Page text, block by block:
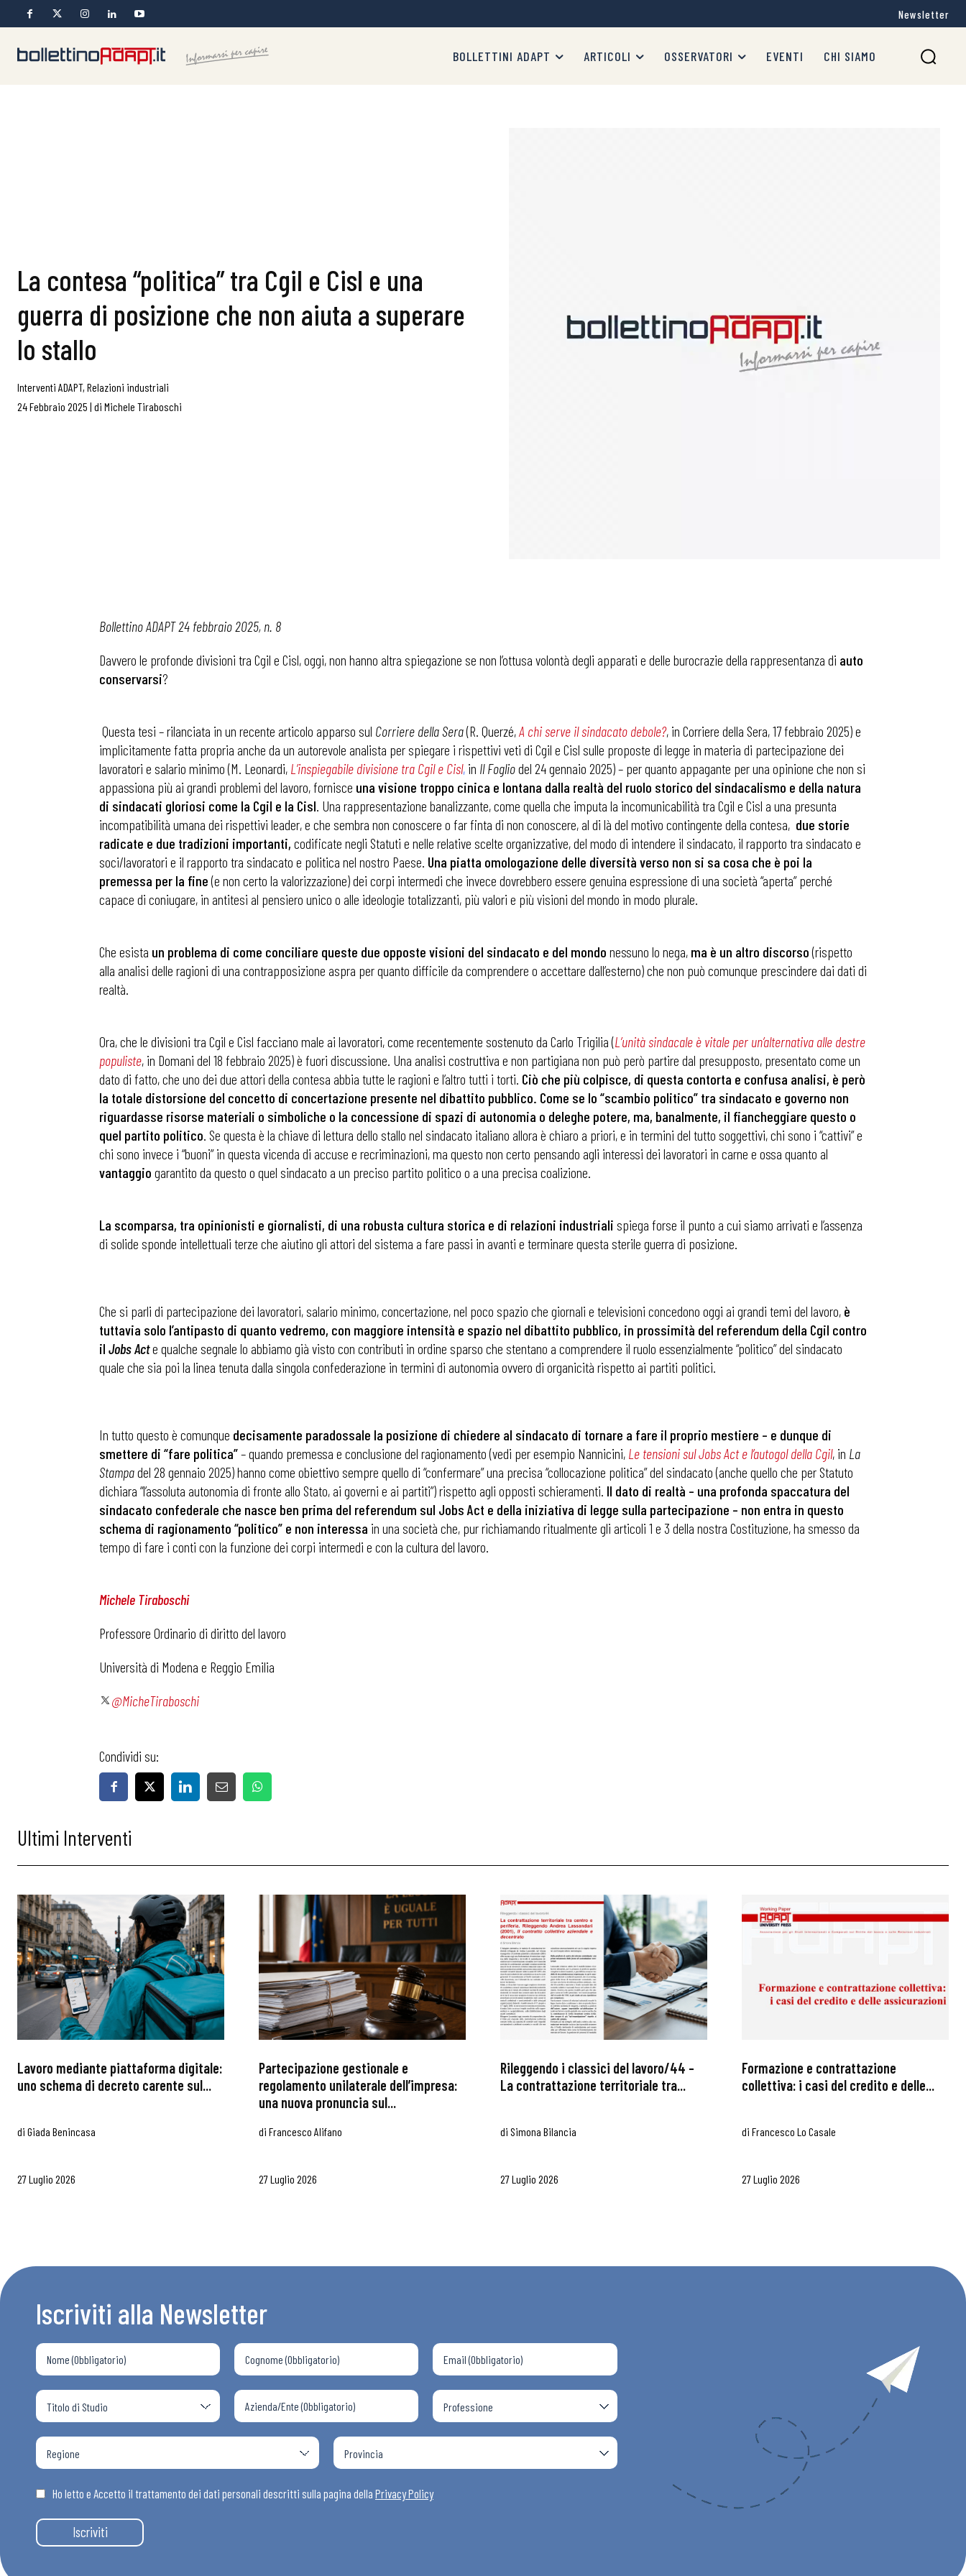
Bollettini ADAPT
Articoli
Osservatori
Newsletter
BOLLETTINI ADAPT ARTICOLI OSSERVATORI EVENTI CHI SIAMO
La contesa “politica” tra Cgil e Cisl e una
guerra di posizione che non aiuta a superare
lo stallo
Interventi ADAPT, Relazioni industriali
24 Febbraio 2025 | di Michele Tiraboschi
Bollettino ADAPT 24 febbraio 2025, n. 8
Davvero le profonde divisioni tra Cgil e Cisl, oggi, non hanno altra spiegazione se non l’ottusa volontà degli apparati e delle burocrazie della rappresentanza di auto
conservarsi?
Questa tesi – rilanciata in un recente articolo apparso sul Corriere della Sera(R. Querzé,A chi serve il sindacato debole?, in Corriere della Sera, 17 febbraio 2025) e
implicitamente fatta propria anche da un autorevole analista per spiegare i rispettivi veti di Cgil e Cisl sulle proposte di legge in materia di partecipazione dei
lavoratori e salario minimo (M. Leonardi, L’inspiegabile divisione tra Cgil e Cisl, in Il Fogliodel 24 gennaio 2025) – per quanto appagante per una opinione che non si
appassiona più ai grandi problemi del lavoro, fornisce una visione troppo cinica e lontana dalla realtà del ruolo storico del sindacalismo e della natura
di sindacati gloriosi come la Cgil e la Cisl. Una rappresentazione banalizzante, come quella che imputa la incomunicabilità tra Cgil e Cisl a una presunta
incompatibilità umana dei rispettivi leader, e che sembra non conoscere o far finta di non conoscere, al di là del motivo contingente della contesa, due storie
radicate e due tradizioni importanti, codificate negli Statuti e nelle relative scelte organizzative, del modo di intendere il sindacato, il rapporto tra sindacato e
soci/lavoratori e il rapporto tra sindacato e politica nel nostro Paese. Una piatta omologazione delle diversità verso non si sa cosa che è poi la
premessa per la fine(e non certo la valorizzazione) dei corpi intermedi che invece dovrebbero essere genuina espressione di una società “aperta” perché
capace di coniugare, in antitesi al pensiero unico o alle ideologie totalizzanti, più valori e più visioni del mondo in modo plurale.
Che esista un problema di come conciliare queste due opposte visioni del sindacato e del mondo nessuno lo nega, ma è un altro discorso(rispetto
alla analisi delle ragioni di una contrapposizione aspra per quanto difficile da comprendere o accettare dall’esterno) che non può comunque prescindere dai dati di
realtà.
Ora, che le divisioni tra Cgil e Cisl facciano male ai lavoratori, come recentemente sostenuto da Carlo Trigilia (L’unità sindacale è vitale per un’alternativa alle destre
populiste, in Domani del 18 febbraio 2025) è fuori discussione. Una analisi costruttiva e non partigiana non può però partire dal presupposto, presentato come un
dato di fatto, che uno dei due attori della contesa abbia tutte le ragioni e l’altro tutti i torti. Ciò che più colpisce, di questa contorta e confusa analisi, è però
la totale distorsione del concetto di concertazione presente nel dibattito pubblico. Come se lo “scambio politico” tra sindacato e governo non
riguardasse risorse materiali o simboliche o la concessione di spazi di autonomia o deleghe potere, ma, banalmente, il fiancheggiare questo o
quel partito politico. Se questa è la chiave di lettura dello stallo nel sindacato italiano allora è chiaro a priori, e in termini del tutto soggettivi, chi sono i “cattivi” e
chi sono invece i “buoni” in questa vicenda di accuse e recriminazioni, ma questo non certo pensando agli interessi dei lavoratori in carne e ossa quanto al
vantaggio garantito da questo o quel sindacato a un preciso partito politico o a una precisa coalizione.
La scomparsa, tra opinionisti e giornalisti, di una robusta cultura storica e di relazioni industriali spiega forse il punto a cui siamo arrivati e l’assenza
di solide sponde intellettuali terze che aiutino gli attori del sistema a fare passi in avanti e terminare questa sterile guerra di posizione.
Che si parli di partecipazione dei lavoratori, salario minimo, concertazione, nel poco spazio che giornali e televisioni concedono oggi ai grandi temi del lavoro, è
tuttavia solo l’antipasto di quanto vedremo, con maggiore intensità e spazio nel dibattito pubblico, in prossimità del referendum della Cgil contro
il Jobs Acte qualche segnale lo abbiamo già visto con contributi in ordine sparso che stentano a comprendere il ruolo essenzialmente “politico” del sindacato
quale che sia poi la linea tenuta dalla singola confederazione in termini di autonomia ovvero di organicità rispetto ai partiti politici.
In tutto questo è comunque decisamente paradossale la posizione di chiedere al sindacato di tornare a fare il proprio mestiere – e dunque di
smettere di “fare politica”– quando premessa e conclusione del ragionamento (vedi per esempio Nannicini, Le tensioni sul Jobs Act e l’autogol della Cgil, in La
Stampadel 28 gennaio 2025) hanno come obiettivo sempre quello di “confermare” una precisa “collocazione politica” del sindacato (anche quello che per Statuto
dichiara “l’assoluta autonomia di fronte allo Stato, ai governi e ai partiti”) rispetto agli opposti schieramenti. Il dato di realtà – una profonda spaccatura del
sindacato confederale che nasce ben prima del referendum sul Jobs Act e della iniziativa di legge sulla partecipazione – non entra in questo
schema di ragionamento “politico” e non interessa in una società che, pur richiamando ritualmente gli articoli 1 e 3 della nostra Costituzione, ha smesso da
tempo di fare i conti con la funzione dei corpi intermedi e con la cultura del lavoro.
Michele Tiraboschi
Professore Ordinario di diritto del lavoro
Università di Modena e Reggio Emilia
@MicheTiraboschi
Condividi su:
Ultimi Interventi
Lavoro mediante piattaforma digitale:
uno schema di decreto carente sul...
di Giada Benincasa
27 Luglio 2026
Partecipazione gestionale e
regolamento unilaterale dell’impresa:
una nuova pronuncia sul...
di Francesco Alifano
27 Luglio 2026
Rileggendo i classici del lavoro/44 –
La contrattazione territoriale tra...
di Simona Bilancia
27 Luglio 2026
Formazione e contrattazione
collettiva: i casi del credito e delle...
di Francesco Lo Casale
27 Luglio 2026
Iscriviti alla Newsletter
Ho letto e Accetto il trattamento dei dati personali descritti sulla pagina della Privacy Policy
Iscriviti